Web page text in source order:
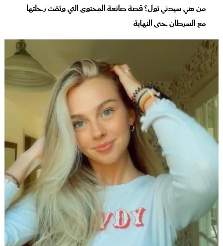
من هي سيدني تول؟ قصة صانعة المحتوى التي وثقت رحلتها
مع السرطان حتى النهاية